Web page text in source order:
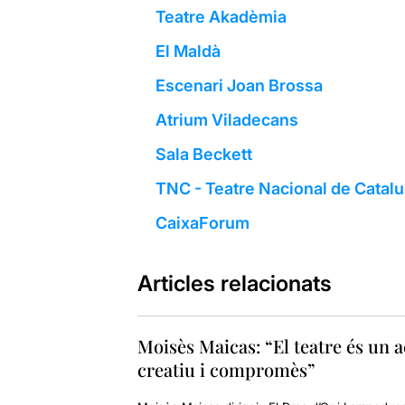
Teatre Akadèmia
El Maldà
Escenari Joan Brossa
Atrium Viladecans
Sala Beckett
TNC - Teatre Nacional de
CaixaForum
Articles relacionats
Moisès Maicas: “El teatre és un
creatiu i compromès”